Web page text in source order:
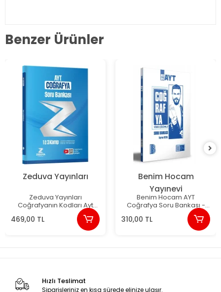
Benzer Ürünler
Zeduva Yayınları
Zeduva Yayınları
Coğrafyanın Kodları Ayt
Coğrafya 1 Kitap 3 Kamp
Soru Bankası - Yunus Turan
469,00 TL
Benim Hocam
Yayınevi
Benim Hocam AYT
Coğrafya Soru Bankası -
310,00 TL
Hızlı Teslimat
Siparişleriniz en kısa sürede elinize ulaşır.